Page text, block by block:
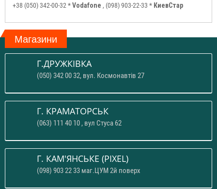
+38 (050) 342-00-32 *Vodafone , (098) 903-22-33 * КиевСтар
Магазини
Г.ДРУЖКІВКА
(050) 342 00 32, вул. Космонавтів 27
Г. КРАМАТОРСЬК
(063) 111 40 10 , вул Стуса 62
Г. КАМ'ЯНСЬКЕ (PIXEL)
(098) 903 22 33 маг.ЦУМ 2й поверх